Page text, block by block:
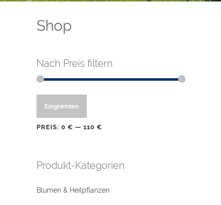
Shop
Nach Preis filtern
Eingrenzen
PREIS: 0 € — 110 €
Produkt-Kategorien
Blumen & Heilpflanzen